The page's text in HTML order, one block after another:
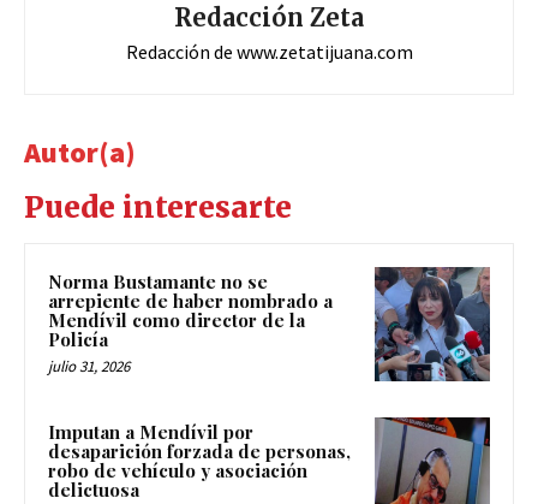
Redacción Zeta
Redacción de www.zetatijuana.com
Autor(a)
Puede interesarte
Norma Bustamante no se
arrepiente de haber nombrado a
Mendívil como director de la
Policía
julio 31, 2026
Imputan a Mendívil por
desaparición forzada de personas,
robo de vehículo y asociación
delictuosa